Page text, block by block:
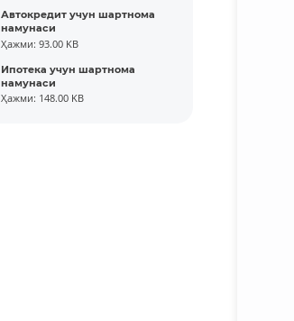
Автокредит учун шартнома
намунаси
Ҳажми: 93.00 KB
Ипотека учун шартнома
намунаси
Ҳажми: 148.00 KB